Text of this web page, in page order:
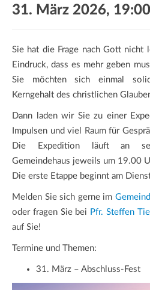
31. März 2026, 19:00
Sie hat die Frage nach Gott nicht
Eindruck, dass es mehr geben
Sie möchten sich einmal
Kerngehalt des christlichen
Dann laden wir Sie zu einer
Impulsen und viel Raum für
Die Expedition läuft an
Gemeindehaus jeweils um 19.00
Die erste Etappe beginnt am
Melden Sie sich gerne im
oder fragen Sie bei Pfr. Steffen
auf Sie!
Termine und Themen:
31. März – Abschluss-Fest